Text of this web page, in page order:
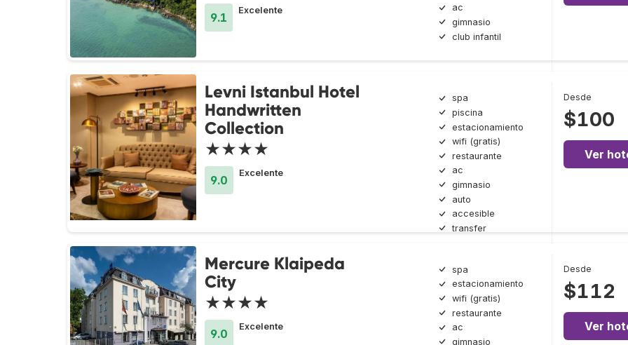
9.1
Excelente
ac
gimnasio
club infantil
Levni Istanbul Hotel
Handwritten
Collection
★★★★
9.0
Excelente
spa
piscina
estacionamiento
wifi (gratis)
restaurante
ac
gimnasio
auto
accesible
transfer
Desde
$100
Ver
Mercure Klaipeda
City
★★★★
9.0
Excelente
spa
estacionamiento
wifi (gratis)
restaurante
ac
gimnasio
Desde
$112
Ver